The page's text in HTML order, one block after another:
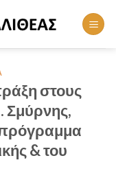
στους
Σμύρνης,
& του